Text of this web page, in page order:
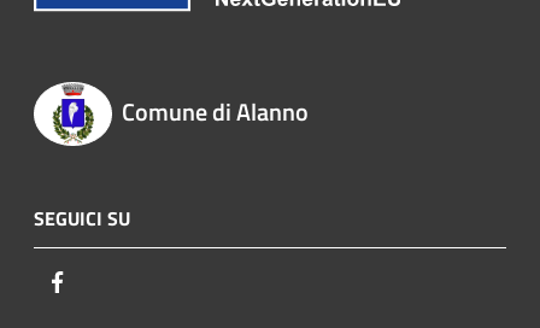
Comune di Alanno
SEGUICI SU